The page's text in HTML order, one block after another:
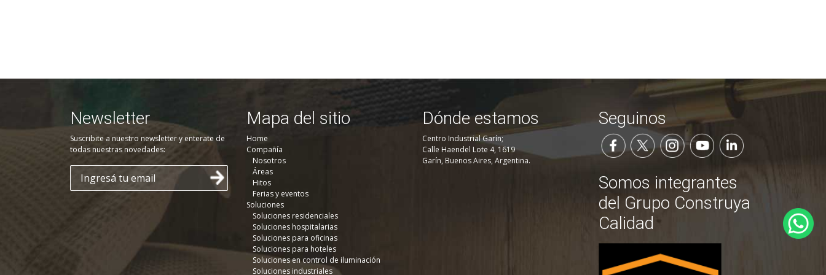
Newsletter
Suscribite a nuestro newsletter y enterate de
todas nuestras novedades:
Mapa del sitio
Home
Compañía
Nosotros
Áreas
Hitos
Ferias y eventos
Soluciones
Soluciones residenciales
Soluciones hospitalarias
Soluciones para oficinas
Soluciones para hoteles
Soluciones en control de iluminación
Soluciones industriales
Dónde estamos
Centro Industrial Garín;
Calle Haendel Lote 4, 1619
Garín, Buenos Aires, Argentina.
Seguinos
Somos integrantes
del Grupo Construya
Calidad